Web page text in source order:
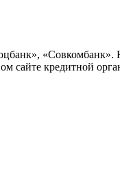
сайте кредитной